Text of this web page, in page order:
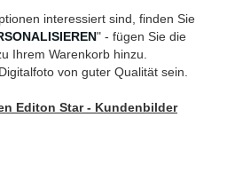
interessiert sind, finden Sie
" - fügen Sie die
Ihrem Warenkorb hinzu.
von guter Qualität sein.
Editon Star - Kundenbilder